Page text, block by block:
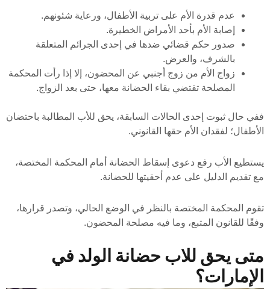
عدم قدرة الأم على تربية الأطفال، ورعاية شئونهم.
إصابة الأم بأحد الأمراض الخطيرة.
صدور حكم قضائي ضدها في إحدى الجرائم المتعلقة
بالشرف، والعرض.
زواج الأم من زوج أجنبي عن المحضون، إلا إذا رأت المحكمة
المصلحة تقتضي بقاء الحضانة معها، حتى بعد الزواج.
ففي حال ثبوت إحدى الحالات السابقة، يحق للأب المطالبة باحتضان
الأطفال؛ لفقدان الأم حقها القانوني.
يستطيع الأب رفع دعوى إسقاط الحضانة أمام المحكمة المختصة،
مع تقديم الدليل على عدم أحقيتها للحضانة.
تقوم المحكمة المختصة بالنظر في الوضع الحالي، وتصدر قرارها،
وفقًا للقانون المتبع، وما فيه مصلحة المحضون.
متى يحق للاب حضانة الولد في
الإمارات؟